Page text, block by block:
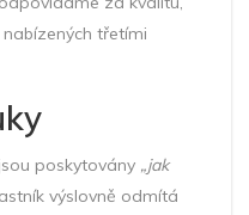
třetími
poskytovány „jak
výslovně odmítá